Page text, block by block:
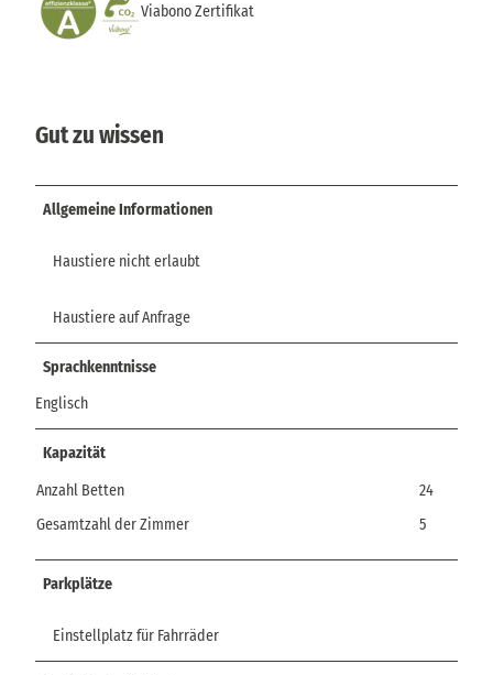
Viabono Zertifikat
Gut zu wissen
Allgemeine Informationen
Haustiere nicht erlaubt
Haustiere auf Anfrage
Sprachkenntnisse
Englisch
Kapazität
Anzahl Betten
24
Gesamtzahl der Zimmer
5
Parkplätze
Einstellplatz für Fahrräder